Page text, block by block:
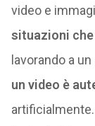
video e
situazioni
lavorando a un
un video è